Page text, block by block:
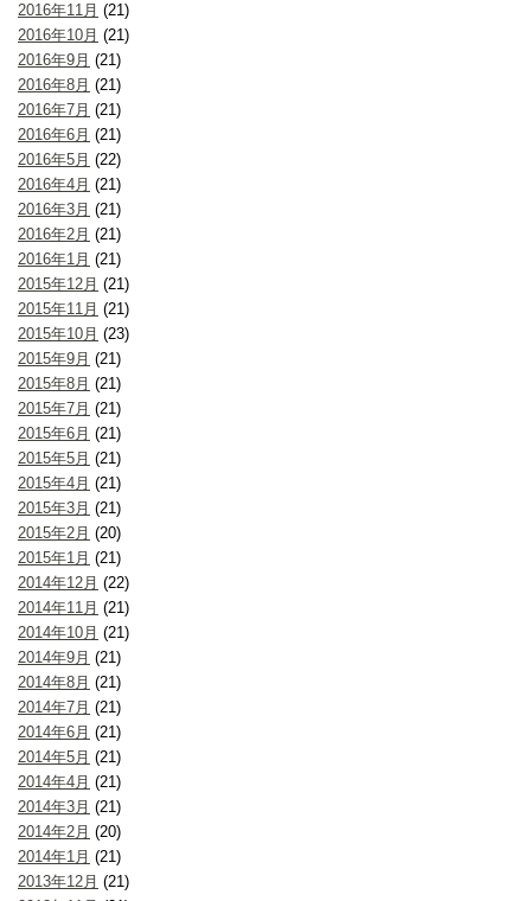
2016年11月 (21)
2016年10月 (21)
2016年9月 (21)
2016年8月 (21)
2016年7月 (21)
2016年6月 (21)
2016年5月 (22)
2016年4月 (21)
2016年3月 (21)
2016年2月 (21)
2016年1月 (21)
2015年12月 (21)
2015年11月 (21)
2015年10月 (23)
2015年9月 (21)
2015年8月 (21)
2015年7月 (21)
2015年6月 (21)
2015年5月 (21)
2015年4月 (21)
2015年3月 (21)
2015年2月 (20)
2015年1月 (21)
2014年12月 (22)
2014年11月 (21)
2014年10月 (21)
2014年9月 (21)
2014年8月 (21)
2014年7月 (21)
2014年6月 (21)
2014年5月 (21)
2014年4月 (21)
2014年3月 (21)
2014年2月 (20)
2014年1月 (21)
2013年12月 (21)